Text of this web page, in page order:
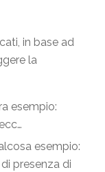
in base ad
la
esempio:
esempio:
presenza di